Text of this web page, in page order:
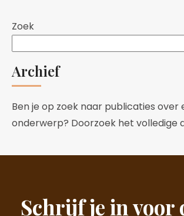
Zoek
Archief
Ben je op zoek naar publicaties over
onderwerp? Doorzoek het volledige
Schrijf je in voor